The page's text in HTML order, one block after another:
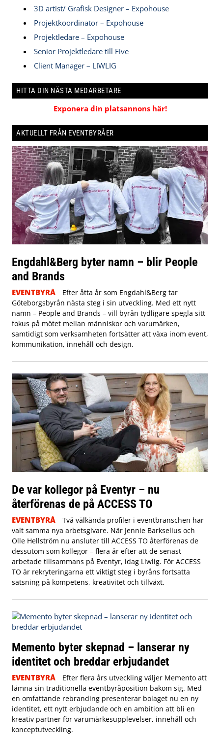
3D artist/ Grafisk Designer – Expohouse
Projektkoordinator – Expohouse
Projektledare – Expohouse
Senior Projektledare till Five
Client Manager – LIWLIG
HITTA DIN NÄSTA MEDARBETARE
Exponera din platsannons här!
AKTUELLT FRÅN EVENTBYRÅER
Engdahl&Berg byter namn – blir People
and Brands
EVENTBYRÅ
Efter åtta år som Engdahl&Berg tar
Göteborgsbyrån nästa steg i sin utveckling. Med ett nytt
namn – People and Brands – vill byrån tydligare spegla sitt
fokus på mötet mellan människor och varumärken,
samtidigt som verksamheten fortsätter att växa inom event,
kommunikation, innehåll och design.
De var kollegor på Eventyr – nu
återförenas de på ACCESS TO
EVENTBYRÅ
Två välkända profiler i eventbranschen har
valt samma nya arbetsgivare. När Jennie Barkselius och
Olle Hellström nu ansluter till ACCESS TO återförenas de
dessutom som kollegor – flera år efter att de senast
arbetade tillsammans på Eventyr, idag Liwlig. För ACCESS
TO är rekryteringarna ett viktigt steg i byråns fortsatta
satsning på kompetens, kreativitet och tillväxt.
Memento byter skepnad – lanserar ny
identitet och breddar erbjudandet
EVENTBYRÅ
Efter flera års utveckling väljer Memento att
lämna sin traditionella eventbyråposition bakom sig. Med
en omfattande rebranding presenterar bolaget nu en ny
identitet, ett nytt erbjudande och en ambition att bli en
kreativ partner för varumärkesupplevelser, innehåll och
konceptutveckling.